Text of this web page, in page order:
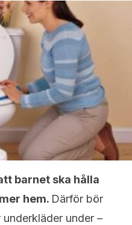
barnet ska hålla
hem. Därför bör
under –